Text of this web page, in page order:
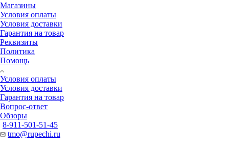
Магазины
Условия оплаты
Условия доставки
Гарантия на товар
Реквизиты
Политика
Помощь
Условия оплаты
Условия доставки
Гарантия на товар
Вопрос-ответ
Обзоры
8-911-501-51-45
tmo@rupechi.ru